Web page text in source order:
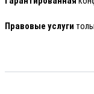
Правовые услуги